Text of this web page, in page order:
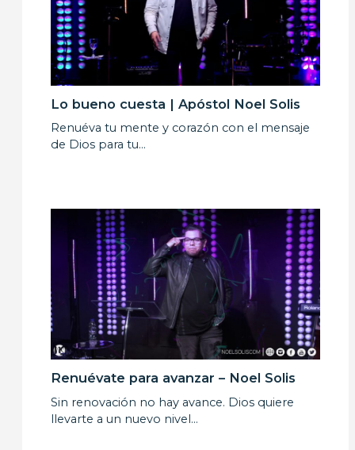
Lo bueno cuesta | Apóstol Noel Solis
Renuéva tu mente y corazón con el mensaje
de Dios para tu…
Renuévate para avanzar – Noel Solis
Sin renovación no hay avance. Dios quiere
llevarte a un nuevo nivel…